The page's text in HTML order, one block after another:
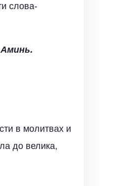
слова-
в молитвах и
до велика,